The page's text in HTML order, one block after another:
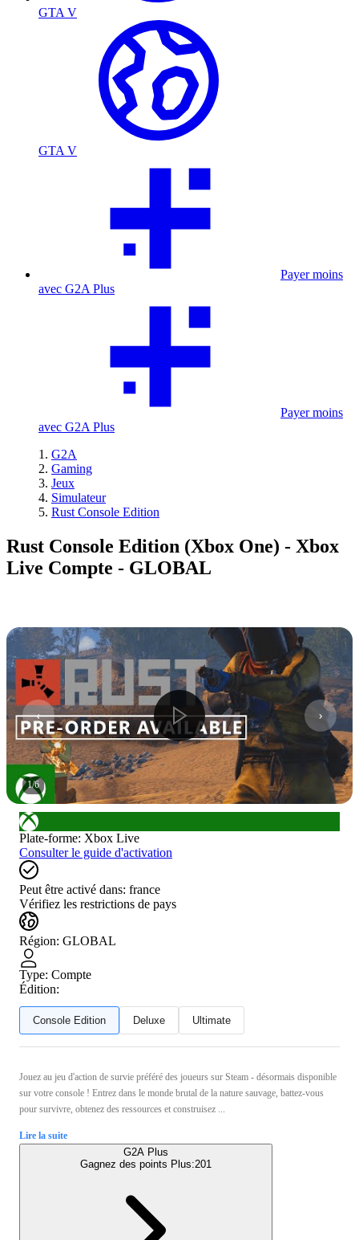
GTA V
GTA V
Payer moins
avec G2A Plus
Payer moins
avec G2A Plus
G2A
Gaming
Jeux
Simulateur
Rust Console Edition
Rust Console Edition (Xbox One) - Xbox
Live Compte - GLOBAL
1/6
Plate-forme: Xbox Live
Consulter le guide d'activation
Peut être activé dans: france
Vérifiez les restrictions de pays
Région: GLOBAL
Type: Compte
Édition:
Console Edition Deluxe Ultimate
Jouez au jeu d'action de survie préféré des joueurs sur Steam - désormais disponible
sur votre console ! Entrez dans le monde brutal de la nature sauvage, battez-vous
pour survivre, obtenez des ressources et construisez ...
Lire la suite
G2A Plus
Gagnez des points Plus:201